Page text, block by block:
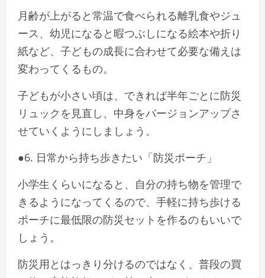
月齢が上がると常温で食べられる離乳食やジュ
ース、幼児になると暇つぶしになる絵本や折り
紙など、子どもの成長に合わせて必要な備えは
変わってくるもの。
子どもが小さい頃は、できれば半年ごとに防災
リュックを見直し、中身をバージョンアップさ
せていくようにしましょう。
●6. 日常から持ち歩きたい「防災ポーチ」
小学生くらいになると、自分の持ち物を管理で
きるようになってくるので、手軽に持ち歩ける
ポーチに最低限の防災セットを作るのもいいで
しょう。
防災用とはっきり分けるのではなく、普段の買